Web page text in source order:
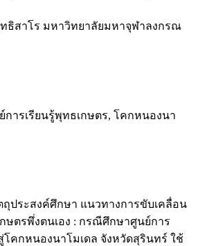
ธิสาโร มหาวิทยาลัยมหาจุฬาลงกรณ
การเรียนรู้พุทธเกษตร, โคกหนองนา
ประสงค์ศึกษา แนวทางการขับเคลื่อน
ษตรพึ่งตนเอง : กรณีศึกษาศูนย์การ
โคกหนองนาโมเดล จังหวัดสุรินทร์ ใช้